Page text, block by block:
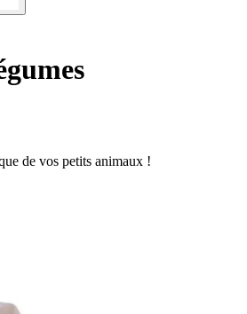
de vos petits animaux !